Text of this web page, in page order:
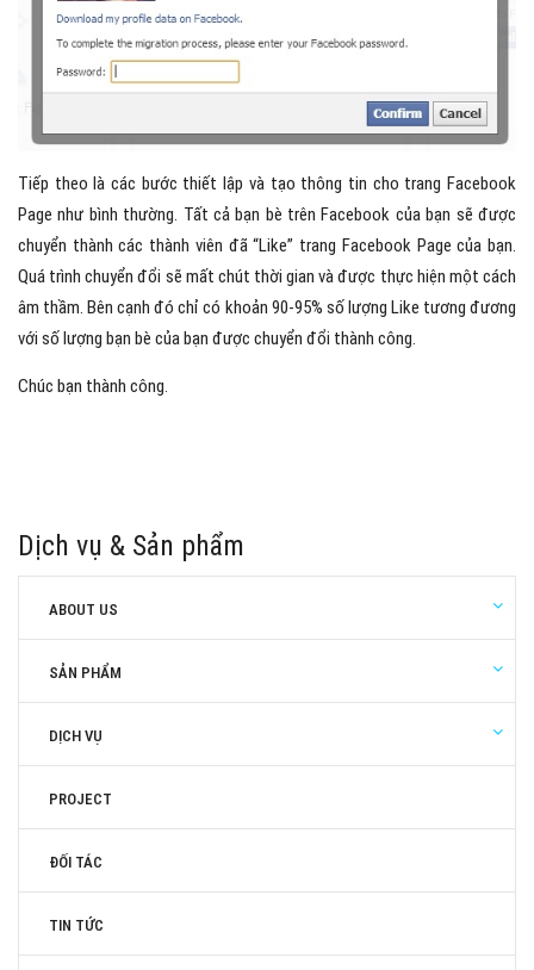
Tiếp theo là các bước thiết lập và tạo thông tin cho trang Facebook
Page như bình thường. Tất cả bạn bè trên Facebook của bạn sẽ được
chuyển thành các thành viên đã “Like” trang Facebook Page của bạn.
Quá trình chuyển đổi sẽ mất chút thời gian và được thực hiện một cách
âm thầm. Bên cạnh đó chỉ có khoản 90-95% số lượng Like tương đương
với số lượng bạn bè của bạn được chuyển đổi thành công.
Chúc bạn thành công.
Dịch vụ & Sản phẩm
ABOUT US
SẢN PHẨM
DỊCH VỤ
PROJECT
ĐỐI TÁC
TIN TỨC